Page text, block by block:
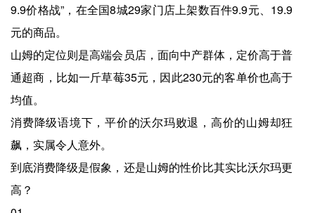
9.9价格战”，在全国8城29家门店上架数百件9.9元、19.9
元的商品。
山姆的定位则是高端会员店，面向中产群体，定价高于普
通超商，比如一斤草莓35元，因此230元的客单价也高于
均值。
消费降级语境下，平价的沃尔玛败退，高价的山姆却狂
飙，实属令人意外。
到底消费降级是假象，还是山姆的性价比其实比沃尔玛更
高？